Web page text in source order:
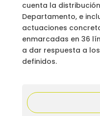
cuenta la
Departamento, e
actuaciones
enmarcadas en 36
a dar respuesta a
definidos.